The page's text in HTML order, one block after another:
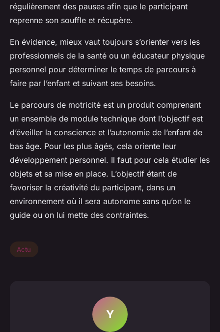
régulièrement des pauses afin que le participant
reprenne son souffle et récupère.
En évidence, mieux vaut toujours s’orienter vers les
professionnels de la santé ou un éducateur physique
personnel pour déterminer le temps de parcours à
faire par l’enfant et suivant ses besoins.
Le parcours de motricité est un produit comprenant
un ensemble de module technique dont l’objectif est
d’éveiller la conscience et l’autonomie de l’enfant de
bas âge. Pour les plus âgés, cela oriente leur
développement personnel. Il faut pour cela étudier les
objets et sa mise en place. L’objectif étant de
favoriser la créativité du participant, dans un
environnement où il sera autonome sans qu’on le
guide ou on lui mette des contraintes.
Actu
Y